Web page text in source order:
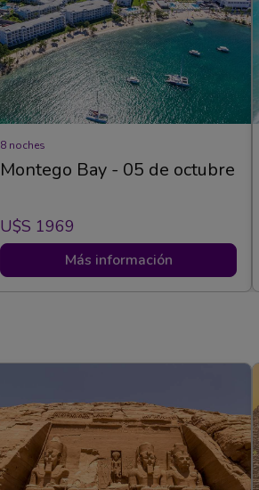
8 noches
Montego Bay - 05 de octubre
U$s 1969
Más información